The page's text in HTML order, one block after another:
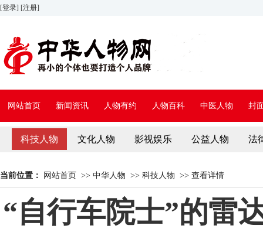
[登录] [注册]
网站首页 新闻资讯 人物有约 人物百科 中医人物 封
科技人物 文化人物 影视娱乐 公益人物 法
当前位置： 网站首页 >> 中华人物 >> 科技人物 >> 查看详情
“自行车院士”的雷